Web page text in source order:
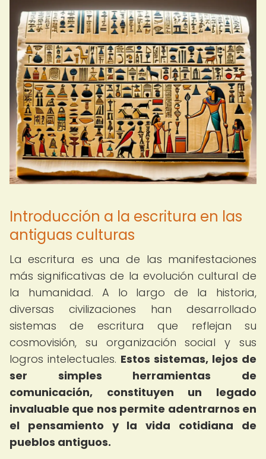
Introducción a la escritura en las
antiguas culturas
La escritura es una de las manifestaciones
más significativas de la evolución cultural de
la humanidad. A lo largo de la historia,
diversas civilizaciones han desarrollado
sistemas de escritura que reflejan su
cosmovisión, su organización social y sus
logros intelectuales. Estos sistemas, lejos de
ser simples herramientas de
comunicación, constituyen un legado
invaluable que nos permite adentrarnos en
el pensamiento y la vida cotidiana de
pueblos antiguos.